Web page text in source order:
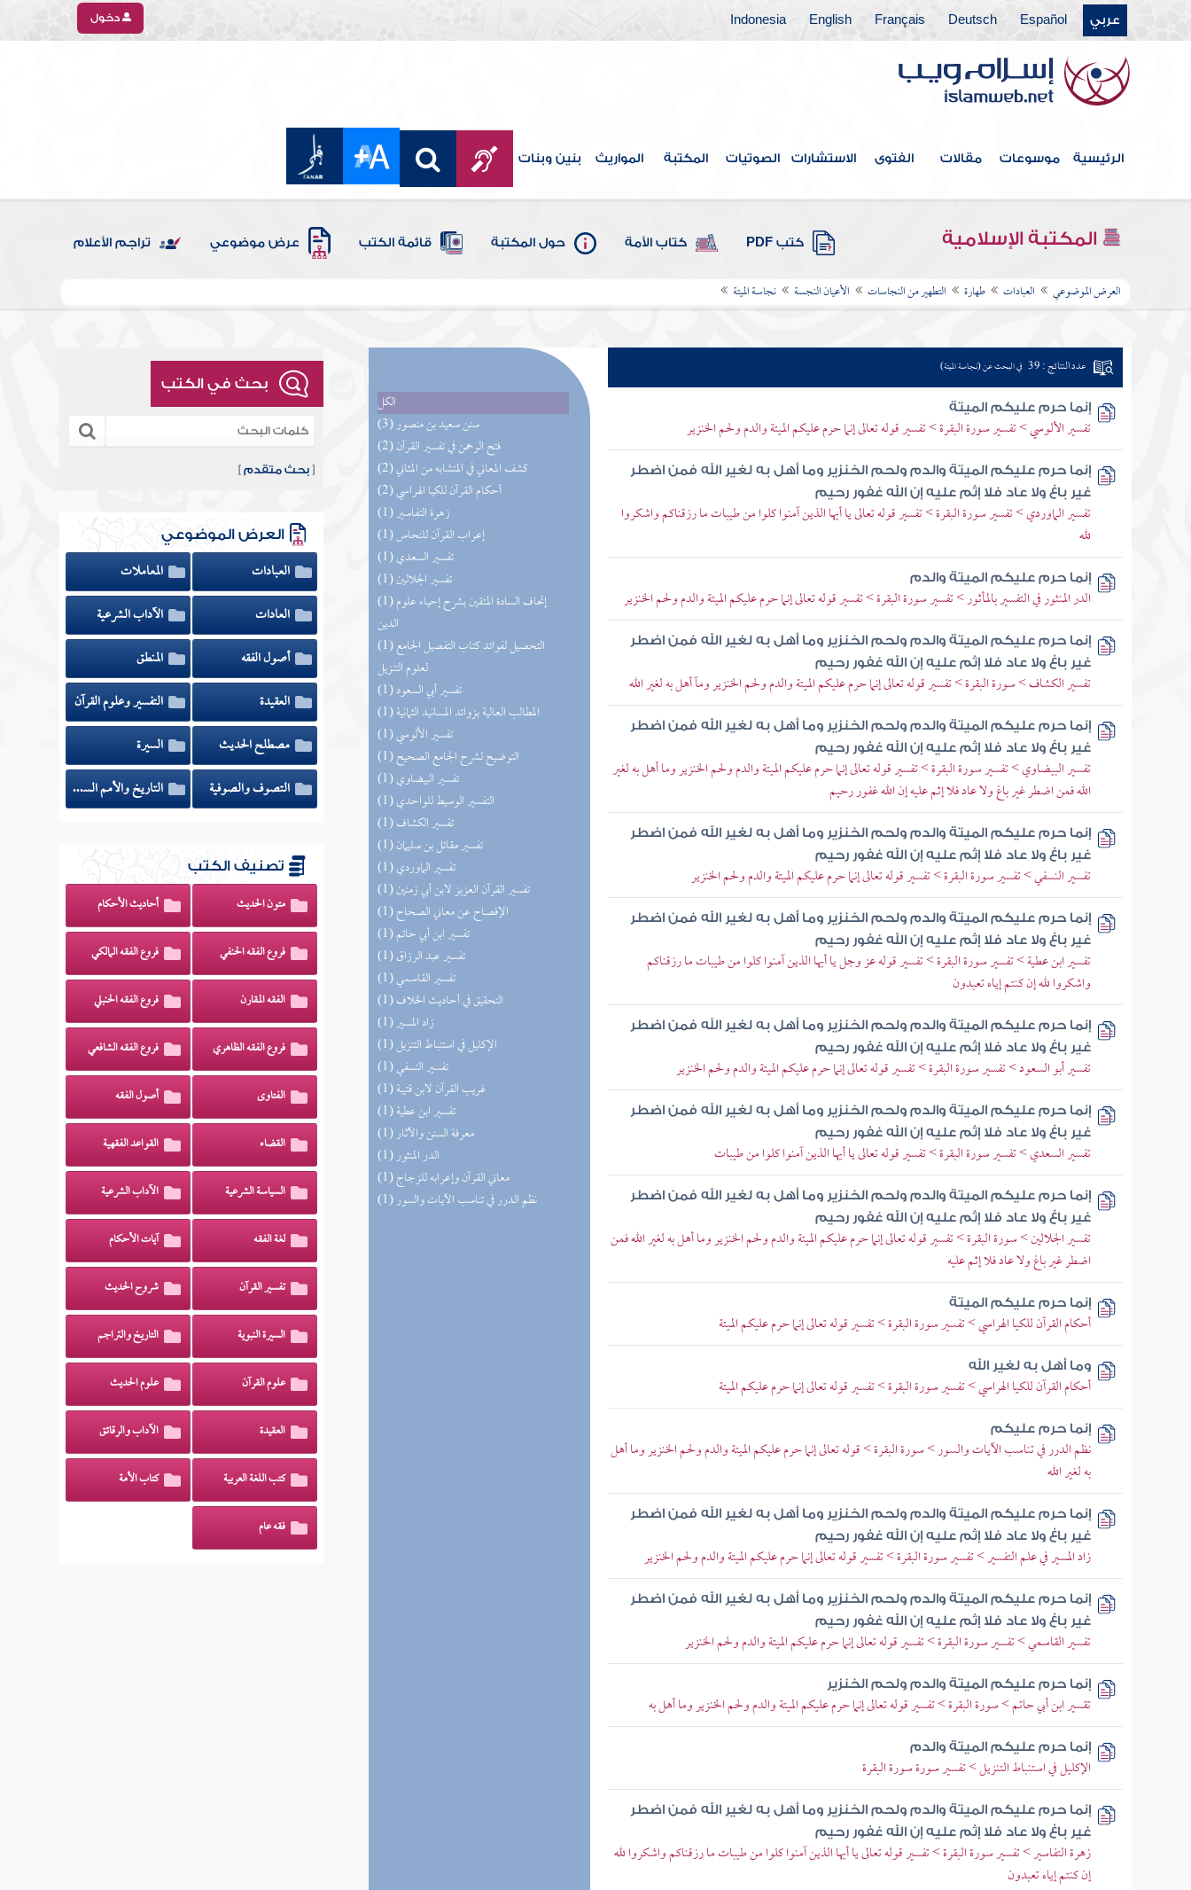
عربي Español
Deutsch
Français
English
Indonesia دخول
الرئيسية موسوعات مقالات الفتوى الاستشارات الصوتيات المكتبة المواريث بنين وبنات
المكتبة الإسلامية كتب PDF كتاب الأمة حول المكتبة قائمة الكتب عرض موضوعي تراجم الأعلام
العرض الموضوعي العبادات طهارة التطهير من النجاسات الأعيان النجسة نجاسة الميتة
الكل
(3) سنن سعيد بن منصور
(2) فتح الرحمن في تفسير القرآن
(2) كشف المعاني في المتشابه من المثاني
(2) أحكام القرآن للكيا الهراسي
(1) زهرة التفاسير
(1) إعراب القرآن للنحاس
(1) تفسير السعدي
(1) تفسير الجلالين
(1) إتحاف السادة المتقين بشرح إحياء علوم
الدين
(1) التحصيل لفوائد كتاب التفصيل الجامع
لعلوم التنزيل
(1) تفسير أبي السعود
(1) المطالب العالية بزوائد المسانيد الثمانية
(1) تفسير الألوسي
(1) التوضيح لشرح الجامع الصحيح
(1) تفسير البيضاوي
(1) التفسير الوسيط للواحدي
(1) تفسير الكشاف
(1) تفسير مقاتل بن سليمان
(1) تفسير الماوردي
(1) تفسير القرآن العزيز لابن أبي زمنين
(1) الإفصاح عن معاني الصحاح
(1) تفسير ابن أبي حاتم
(1) تفسير عبد الرزاق
(1) تفسير القاسمي
(1) التحقيق في أحاديث الخلاف
(1) زاد المسير
(1) الإكليل في استنباط التنزيل
(1) تفسير النسفي
(1) غريب القرآن لابن قتيبة
(1) تفسير ابن عطية
(1) معرفة السنن والآثار
(1) الدر المنثور
(1) معاني القرآن وإعرابه للزجاج
(1) نظم الدرر في تناسب الآيات والسور
عدد النتائج : 39 في البحث عن (نجاسة الميتة)
إنما حرم عليكم الميتة
تفسير الألوسي > تفسير سورة البقرة > تفسير قوله تعالى إنما حرم عليكم الميتة والدم ولحم الخنزير
إنما حرم عليكم الميتة والدم ولحم الخنزير وما أهل به لغير الله فمن اضطر
غير باغ ولا عاد فلا إثم عليه إن الله غفور رحيم
تفسير الماوردي > تفسير سورة البقرة > تفسير قوله تعالى يا أيها الذين آمنوا كلوا من طيبات ما رزقناكم واشكروا
لله
إنما حرم عليكم الميتة والدم
الدر المنثور في التفسير بالمأثور > تفسير سورة البقرة > تفسير قوله تعالى إنما حرم عليكم الميتة والدم ولحم الخنزير
إنما حرم عليكم الميتة والدم ولحم الخنزير وما أهل به لغير الله فمن اضطر
غير باغ ولا عاد فلا إثم عليه إن الله غفور رحيم
تفسير الكشاف > سورة البقرة > تفسير قوله تعالى إنما حرم عليكم الميتة والدم ولحم الخنزير ومآ أهل به لغير الله
إنما حرم عليكم الميتة والدم ولحم الخنزير وما أهل به لغير الله فمن اضطر
غير باغ ولا عاد فلا إثم عليه إن الله غفور رحيم
تفسير البيضاوي > تفسير سورة البقرة > تفسير قوله تعالى إنما حرم عليكم الميتة والدم ولحم الخنزير وما أهل به لغير
الله فمن اضطر غير باغ ولا عاد فلا إثم عليه إن الله غفور رحيم
إنما حرم عليكم الميتة والدم ولحم الخنزير وما أهل به لغير الله فمن اضطر
غير باغ ولا عاد فلا إثم عليه إن الله غفور رحيم
تفسير النسفي > تفسير سورة البقرة > تفسير قوله تعالى إنما حرم عليكم الميتة والدم ولحم الخنزير
إنما حرم عليكم الميتة والدم ولحم الخنزير وما أهل به لغير الله فمن اضطر
غير باغ ولا عاد فلا إثم عليه إن الله غفور رحيم
تفسير ابن عطية > تفسير سورة البقرة > تفسير قوله عز وجل يا أيها الذين آمنوا كلوا من طيبات ما رزقناكم
واشكروا لله إن كنتم إياه تعبدون
إنما حرم عليكم الميتة والدم ولحم الخنزير وما أهل به لغير الله فمن اضطر
غير باغ ولا عاد فلا إثم عليه إن الله غفور رحيم
تفسير أبو السعود > تفسير سورة البقرة > تفسير قوله تعالى إنما حرم عليكم الميتة والدم ولحم الخنزير
إنما حرم عليكم الميتة والدم ولحم الخنزير وما أهل به لغير الله فمن اضطر
غير باغ ولا عاد فلا إثم عليه إن الله غفور رحيم
تفسير السعدي > تفسير سورة البقرة > تفسير قوله تعالى يا أيها الذين آمنوا كلوا من طيبات
إنما حرم عليكم الميتة والدم ولحم الخنزير وما أهل به لغير الله فمن اضطر
غير باغ ولا عاد فلا إثم عليه إن الله غفور رحيم
تفسير الجلالين > سورة البقرة > تفسير قوله تعالى إنما حرم عليكم الميتة والدم ولحم الخنزير وما أهل به لغير الله فمن
اضطر غير باغ ولا عاد فلا إثم عليه
إنما حرم عليكم الميتة
أحكام القرآن للكيا الهراسي > تفسير سورة البقرة > تفسير قوله تعالى إنما حرم عليكم الميتة
وما أهل به لغير الله
أحكام القرآن للكيا الهراسي > تفسير سورة البقرة > تفسير قوله تعالى إنما حرم عليكم الميتة
إنما حرم عليكم
نظم الدرر في تناسب الآيات والسور > سورة البقرة > قوله تعالى إنما حرم عليكم الميتة والدم ولحم الخنزير وما أهل
به لغير الله
إنما حرم عليكم الميتة والدم ولحم الخنزير وما أهل به لغير الله فمن اضطر
غير باغ ولا عاد فلا إثم عليه إن الله غفور رحيم
زاد المسير في علم التفسير > تفسير سورة البقرة > تفسير قوله تعالى إنما حرم عليكم الميتة والدم ولحم الخنزير
إنما حرم عليكم الميتة والدم ولحم الخنزير وما أهل به لغير الله فمن اضطر
غير باغ ولا عاد فلا إثم عليه إن الله غفور رحيم
تفسير القاسمي > تفسير سورة البقرة > تفسير قوله تعالى إنما حرم عليكم الميتة والدم ولحم الخنزير
إنما حرم عليكم الميتة والدم ولحم الخنزير
تقسير ابن أبي حاتم > سورة البقرة > تفسير قوله تعالى إنما حرم عليكم الميتة والدم ولحم الخنزير وما أهل به
إنما حرم عليكم الميتة والدم
الإكليل في استنباط التنزيل > تفسير سورة سورة البقرة
إنما حرم عليكم الميتة والدم ولحم الخنزير وما أهل به لغير الله فمن اضطر
غير باغ ولا عاد فلا إثم عليه إن الله غفور رحيم
زهرة التفاسير > تفسير سورة البقرة > تفسير قوله تعالى يا أيها الذين آمنوا كلوا من طيبات ما رزقناكم واشكروا لله
إن كنتم إياه تعبدون
بحث في الكتب
[بحث متقدم ]
العرض الموضوعي
العبادات
المعاملات
العادات
الآداب الشرعية
أصول الفقه
المنطق
العقيدة
التفسير وعلوم القرآن
مصطلح الحديث
السيرة
التصوف والصوفية
التاريخ والأمم السابقة
تصنيف الكتب
متون الحديث أحاديث الأحكام
فروع الفقه الحنفي فروع الفقه المالكي
الفقه المقارن فروع الفقه الحنبلي
فروع الفقه الظاهري فروع الفقه الشافعي
الفتاوى أصول الفقه
القضاء القواعد الفقهية
السياسة الشرعية الآداب الشرعية
لغة الفقه آيات الأحكام
تفسير القرآن شروح الحديث
السيرة النبوية التاريخ والتراجم
علوم القرآن علوم الحديث
العقيدة الآداب والرقائق
كتب اللغة العربية كتاب الأمة
فقه عام